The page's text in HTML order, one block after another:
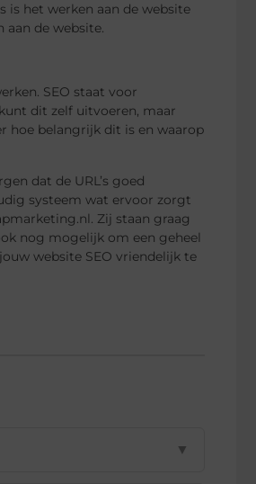
is het werken aan de website
aan de website.
SEO staat voor
dit zelf uitvoeren, maar
hoe belangrijk dit is en waarop
dat de URL’s goed
systeem wat ervoor zorgt
Zij staan graag
nog mogelijk om een geheel
website SEO vriendelijk te
▼